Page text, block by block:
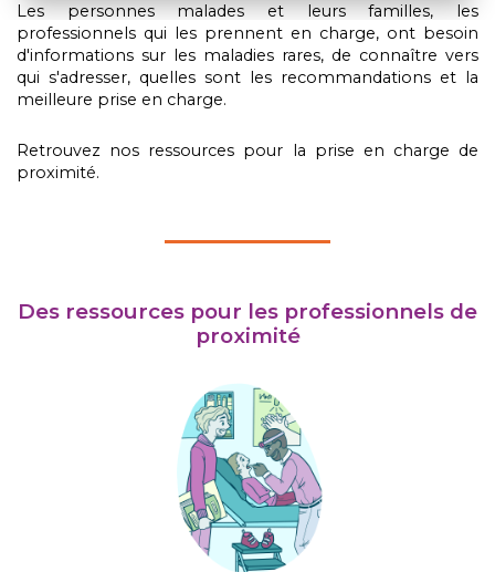
Les personnes malades et leurs familles, les
professionnels qui les prennent en charge, ont besoin
d'informations sur les maladies rares, de connaître vers
qui s'adresser, quelles sont les recommandations et la
meilleure prise en charge.
Retrouvez nos ressources pour la prise en charge de
proximité.
Des ressources pour les professionnels de
proximité